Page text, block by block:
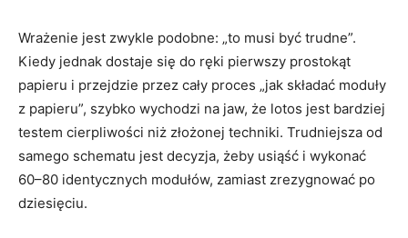
Wrażenie jest zwykle podobne: „to musi być trudne”.
Kiedy jednak dostaje się do ręki pierwszy prostokąt
papieru i przejdzie przez cały proces „jak składać moduły
z papieru”, szybko wychodzi na jaw, że lotos jest bardziej
testem cierpliwości niż złożonej techniki. Trudniejsza od
samego schematu jest decyzja, żeby usiąść i wykonać
60–80 identycznych modułów, zamiast zrezygnować po
dziesięciu.